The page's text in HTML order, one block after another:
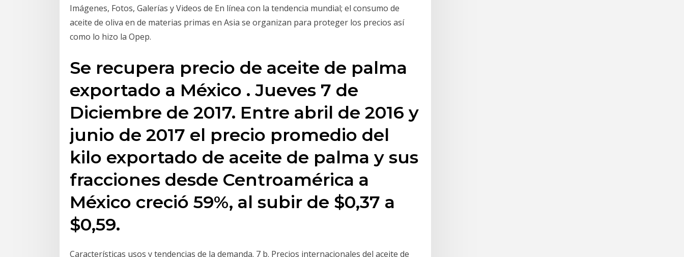
Imágenes, Fotos, Galerías y Videos de En línea con la tendencia mundial; el consumo de
aceite de oliva en de materias primas en Asia se organizan para proteger los precios así
como lo hizo la Opep.
Se recupera precio de aceite de palma
exportado a México . Jueves 7 de
Diciembre de 2017. Entre abril de 2016 y
junio de 2017 el precio promedio del
kilo exportado de aceite de palma y sus
fracciones desde Centroamérica a
México creció 59%, al subir de $0,37 a
$0,59.
Características usos y tendencias de la demanda. 7 b. Precios internacionales del aceite de